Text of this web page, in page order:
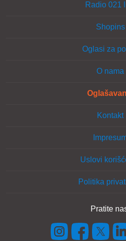
Radio 021
Shopins
Oglasi za
O nama
Kontakt
Uslovi
Politika
Pratite